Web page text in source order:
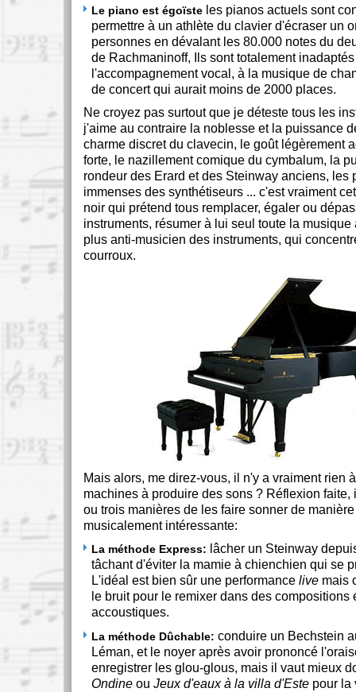
Le piano est égoïste les pianos actuels sont
permettre à un athlète du clavier d'écraser un
personnes en dévalant les 80.000 notes du
de Rachmaninoff, Ils sont totalement
l'accompagnement vocal, à la musique de
de concert qui aurait moins de 2000 places.
Ne croyez pas surtout que je déteste tous les
j'aime au contraire la noblesse et la puissance
charme discret du clavecin, le goût légèrement
forte, le nazillement comique du cymbalum, la
rondeur des Erard et des Steinway anciens, les
immenses des synthétiseurs ... c'est vraiment
noir qui prétend tous remplacer, égaler ou
instruments, résumer à lui seul toute la
plus anti-musicien des instruments, qui
courroux.
Mais alors, me direz-vous, il n'y a vraiment rien
machines à produire des sons ? Réflexion faite,
ou trois manières de les faire sonner de
musicalement intéressante:
La méthode Express: lâcher un Steinway
tâchant d'éviter la mamie à chienchien qui se
L'idéal est bien sûr une performance live mais
le bruit pour le remixer dans des compositions
accoustiques.
La méthode Dûchable: conduire un Bechstein
Léman, et le noyer après avoir prononcé
enregistrer les glou-glous, mais il vaut mieux
Ondine ou Jeux d'eaux à la villa d'Este pour la